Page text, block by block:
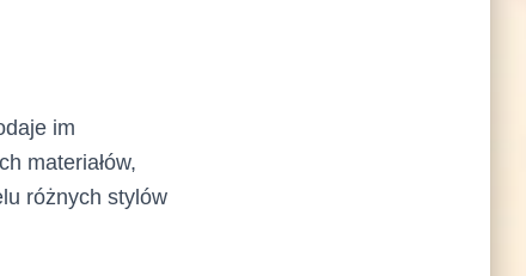
im
materiałów,
różnych stylów